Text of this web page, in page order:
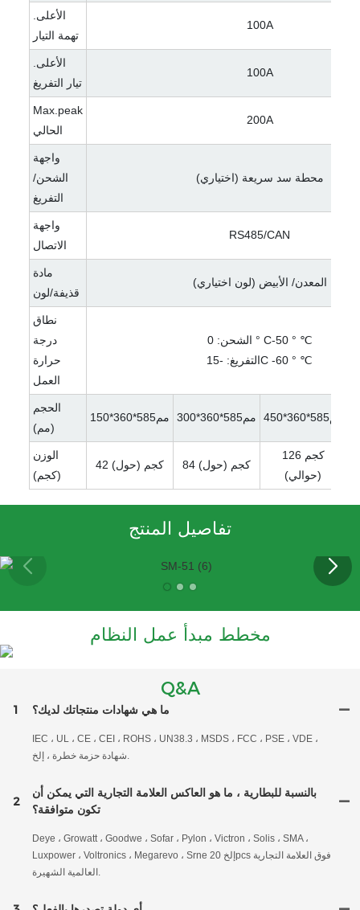
الأعلى.
تهمة التيار
100A
الأعلى.
تيار التفريغ
100A
Max.peak
الحالي
200A
واجهة
الشحن/
التفريغ
محطة سد سريعة (اختياري)
واجهة
الاتصال
RS485/CAN
مادة
قذيفة/لون
المعدن/ الأبيض (لون اختياري)
نطاق
درجة
حرارة
العمل
الشحن: 0 ° C-50 ° ℃
التفريغ: -15C -60 ° ℃
الحجم
(مم)
مم585*360*150 مم585*360*300 مم585*360*450
الوزن
(كجم)
42 كجم (حول) 84 كجم (حول)
126 كجم
(حوالي)
تفاصيل المنتج
مخطط مبدأ عمل النظام
Q&A
1 ما هي شهادات منتجاتك لديك؟
IEC ، UL ، CE ، CEI ، ROHS ، UN38.3 ، MSDS ، FCC ، PSE ، VDE ،
شهادة حزمة خطرة ، إلخ.
2
بالنسبة للبطارية ، ما هو العاكس العلامة التجارية التي يمكن أن
تكون متوافقة؟
Deye ، Growatt ، Goodwe ، Sofar ، Pylon ، Victron ، Solis ، SMA ،
Luxpower ، Voltronics ، Megarevo ، Srne إلخ 20pcs فوق العلامة التجارية
العالمية الشهيرة.